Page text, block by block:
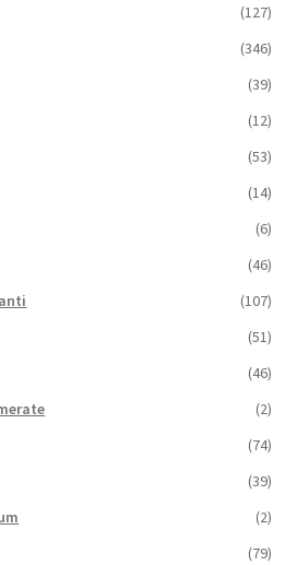
(127)
(346)
(39)
(12)
(53)
(14)
(6)
(46)
(107)
(51)
(46)
(2)
(74)
(39)
(2)
(79)